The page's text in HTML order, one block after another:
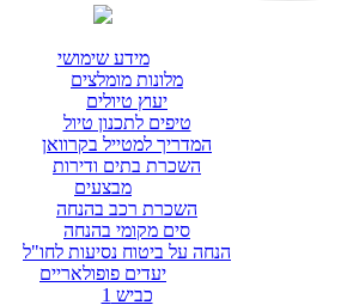
מידע שימושי
מלונות מומלצים
יעוץ טיולים
טיפים לתכנון טיול
המדריך למטייל בקרוואן
השכרת בתים ודירות
מבצעים
השכרת רכב בהנחה
סים מקומי בהנחה
הנחה על ביטוח נסיעות לחו"ל
יעדים פופולאריים
כביש 1